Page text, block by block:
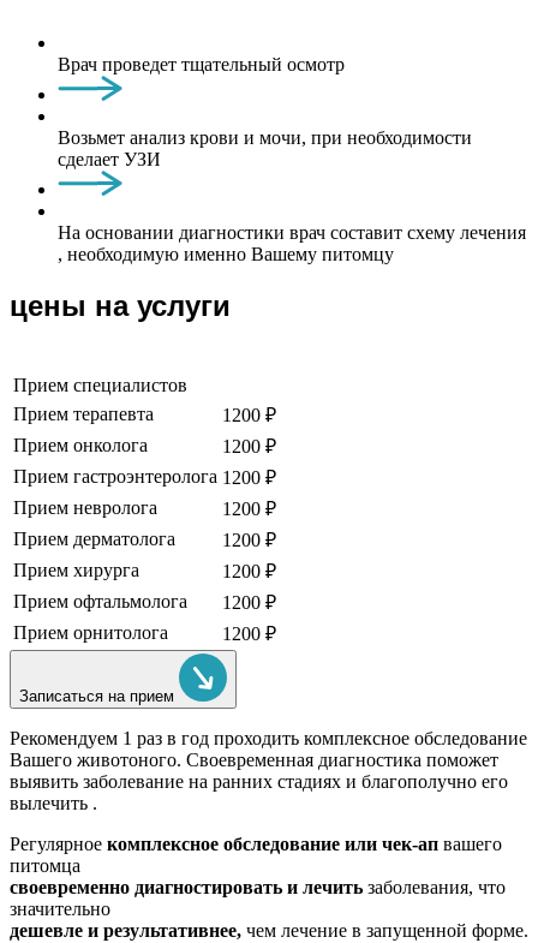
Врач проведет тщательный осмотр
Возьмет анализ крови и мочи, при необходимости
сделает УЗИ
На основании диагностики врач составит схему лечения
, необходимую именно Вашему питомцу
цены на услуги
Прием специалистов
Прием терапевта
1200 ₽
Прием онколога
1200 ₽
Прием гастроэнтеролога 1200 ₽
Прием невролога
1200 ₽
Прием дерматолога
1200 ₽
Прием хирурга
1200 ₽
Прием офтальмолога
1200 ₽
Прием орнитолога
1200 ₽
Записаться на прием
Рекомендуем 1 раз в год проходить комплексное обследование
Вашего животоного. Своевременная диагностика поможет
выявить заболевание на ранних стадиях и благополучно его
вылечить .
Регулярное комплексное обследование или чек-ап вашего
питомца
своевременно диагностировать и лечить заболевания, что
значительно
дешевле и результативнее, чем лечение в запущенной форме.